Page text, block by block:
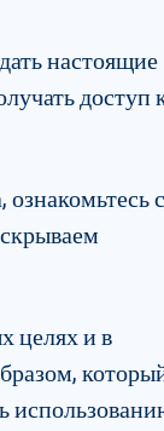
настоящие
доступ
с
целях и в